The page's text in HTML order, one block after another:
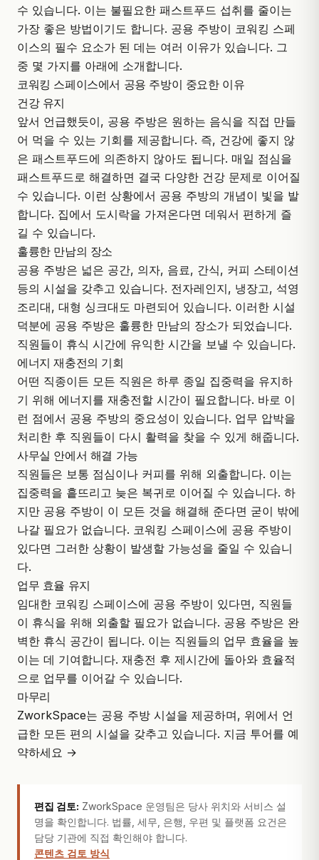
수 있습니다. 이는 불필요한 패스트푸드 섭취를 줄이는
가장 좋은 방법이기도 합니다. 공용 주방이 코워킹 스페
이스의 필수 요소가 된 데는 여러 이유가 있습니다. 그
중 몇 가지를 아래에 소개합니다.
코워킹 스페이스에서 공용 주방이 중요한 이유
건강 유지
앞서 언급했듯이, 공용 주방은 원하는 음식을 직접 만들
어 먹을 수 있는 기회를 제공합니다. 즉, 건강에 좋지 않
은 패스트푸드에 의존하지 않아도 됩니다. 매일 점심을
패스트푸드로 해결하면 결국 다양한 건강 문제로 이어질
수 있습니다. 이런 상황에서 공용 주방의 개념이 빛을 발
합니다. 집에서 도시락을 가져온다면 데워서 편하게 즐
길 수 있습니다.
훌륭한 만남의 장소
공용 주방은 넓은 공간, 의자, 음료, 간식, 커피 스테이션
등의 시설을 갖추고 있습니다. 전자레인지, 냉장고, 석영
조리대, 대형 싱크대도 마련되어 있습니다. 이러한 시설
덕분에 공용 주방은 훌륭한 만남의 장소가 되었습니다.
직원들이 휴식 시간에 유익한 시간을 보낼 수 있습니다.
에너지 재충전의 기회
어떤 직종이든 모든 직원은 하루 종일 집중력을 유지하
기 위해 에너지를 재충전할 시간이 필요합니다. 바로 이
런 점에서 공용 주방의 중요성이 있습니다. 업무 압박을
처리한 후 직원들이 다시 활력을 찾을 수 있게 해줍니다.
사무실 안에서 해결 가능
직원들은 보통 점심이나 커피를 위해 외출합니다. 이는
집중력을 흩뜨리고 늦은 복귀로 이어질 수 있습니다. 하
지만 공용 주방이 이 모든 것을 해결해 준다면 굳이 밖에
나갈 필요가 없습니다. 코워킹 스페이스에 공용 주방이
있다면 그러한 상황이 발생할 가능성을 줄일 수 있습니
다.
업무 효율 유지
임대한 코워킹 스페이스에 공용 주방이 있다면, 직원들
이 휴식을 위해 외출할 필요가 없습니다. 공용 주방은 완
벽한 휴식 공간이 됩니다. 이는 직원들의 업무 효율을 높
이는 데 기여합니다. 재충전 후 제시간에 돌아와 효율적
으로 업무를 이어갈 수 있습니다.
마무리
ZworkSpace는 공용 주방 시설을 제공하며, 위에서 언
급한 모든 편의 시설을 갖추고 있습니다. 지금 투어를 예
약하세요 →
편집 검토: ZworkSpace 운영팀은 당사 위치와 서비스 설
명을 확인합니다. 법률, 세무, 은행, 우편 및 플랫폼 요건은
담당 기관에 직접 확인해야 합니다.
콘텐츠 검토 방식